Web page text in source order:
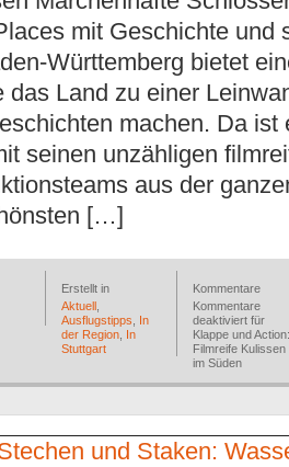
mit Geschichte und
Württemberg bietet
das Land zu einer
machen. Da ist
seinen unzähligen
aus der
[…]
Erstellt in
Aktuell
Ausflugstipps
In
der Region In
Stuttgart
Kommentare
Kommentare
deaktiviert für
Klappe und Action:
Filmreife Kulissen
im Süden